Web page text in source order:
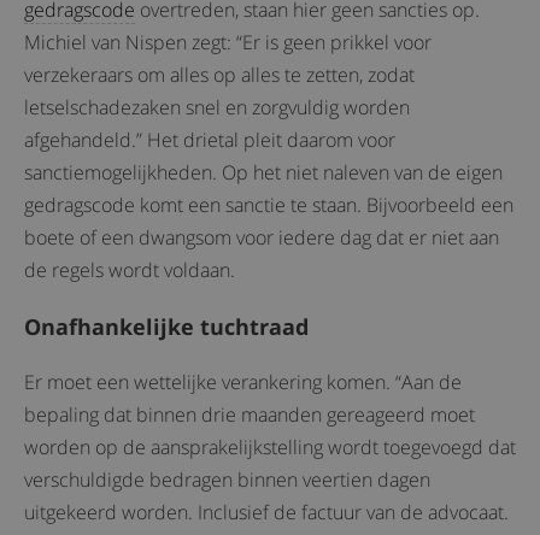
gedragscode overtreden, staan hier geen sancties op.
Michiel van Nispen zegt: “Er is geen prikkel voor
verzekeraars om alles op alles te zetten, zodat
letselschadezaken snel en zorgvuldig worden
afgehandeld.” Het drietal pleit daarom voor
sanctiemogelijkheden. Op het niet naleven van de eigen
gedragscode komt een sanctie te staan. Bijvoorbeeld een
boete of een dwangsom voor iedere dag dat er niet aan
de regels wordt voldaan.
Onafhankelijke tuchtraad
Er moet een wettelijke verankering komen. “Aan de
bepaling dat binnen drie maanden gereageerd moet
worden op de aansprakelijkstelling wordt toegevoegd dat
verschuldigde bedragen binnen veertien dagen
uitgekeerd worden. Inclusief de factuur van de advocaat.